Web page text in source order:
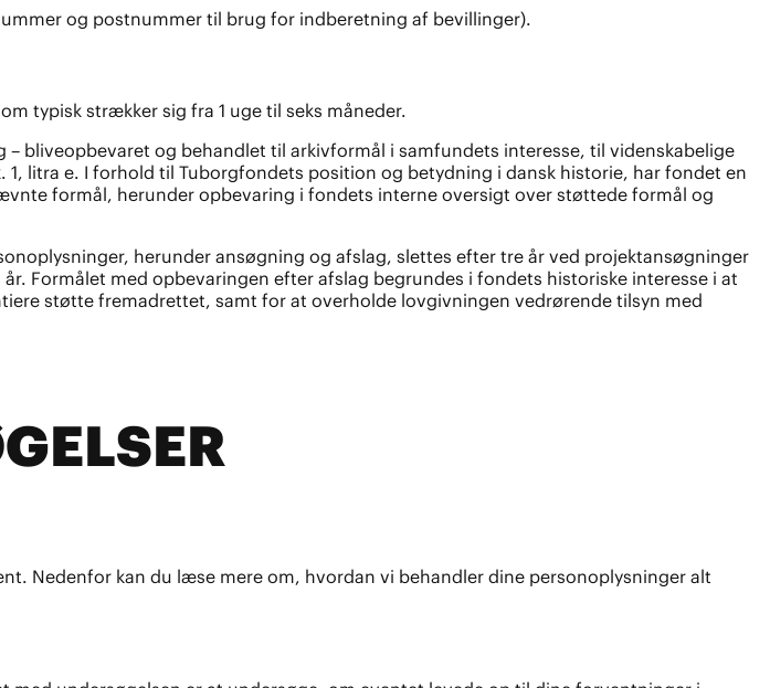
og postnummer til brug for indberetning af bevillinger).
typisk strækker sig fra 1 uge til seks måneder.
bliveopbevaret og behandlet til arkivformål i samfundets interesse, til videnskabelige
litra e. I forhold til Tuborgfondets position og betydning i dansk historie, har fondet en
formål, herunder opbevaring i fondets interne oversigt over støttede formål og
herunder ansøgning og afslag, slettes efter tre år ved projektansøgninger
Formålet med opbevaringen efter afslag begrundes i fondets historiske interesse i at
støtte fremadrettet, samt for at overholde lovgivningen vedrørende tilsyn med
Nedenfor kan du læse mere om, hvordan vi behandler dine personoplysninger alt